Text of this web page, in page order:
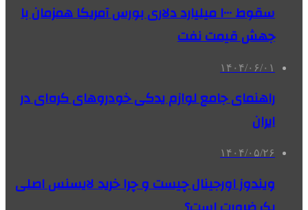
سقوط ۱۰۰۰ میلیارد دلاری بورس آمریکا همزمان با
جهش قیمت نفت
۱۴۰۴/۰۶/۰۱
راهنمای جامع لوازم یدکی خودروهای کره‌ای در
ایران
۱۴۰۴/۰۵/۲۶
ویندوز اورجینال چیست و چرا خرید لایسنس اصلی